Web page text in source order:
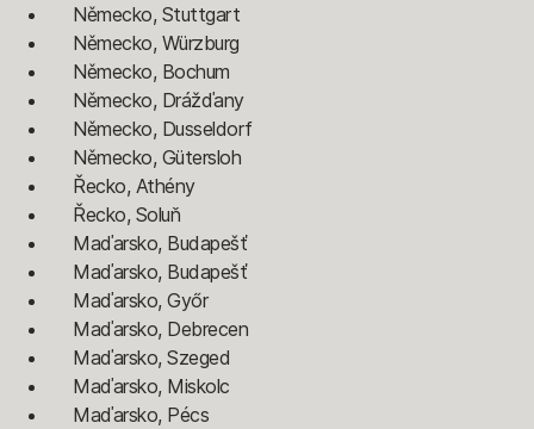
Německo, Stuttgart
Německo, Würzburg
Německo, Bochum
Německo, Drážďany
Německo, Dusseldorf
Německo, Gütersloh
Řecko, Athény
Řecko, Soluň
Maďarsko, Budapešť
Maďarsko, Budapešť
Maďarsko, Győr
Maďarsko, Debrecen
Maďarsko, Szeged
Maďarsko, Miskolc
Maďarsko, Pécs